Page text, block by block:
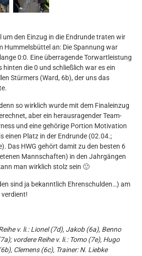
um den Einzug in die Endrunde traten wir
Hummelsbüttel an: Die Spannung war
0:0. Eine überragende Torwartleistung
hinten die 0 und schließlich war es ein
Stürmers (Ward, 6b), der uns das
so wirklich wurde mit dem Finaleinzug
aber ein herausragender Team-
und eine gehörige Portion Motivation
einen Platz in der Endrunde (02.04.;
Das HWG gehört damit zu den besten 6
Mannschaften) in den Jahrgängen
man wirklich stolz sein 🙂
sind ja bekanntlich Ehrenschulden…) am
v. li.: Lionel (7d), Jakob (6a), Benno
vordere Reihe v. li.: Tomo (7e), Hugo
Clemens (6c), Trainer: N. Liebke